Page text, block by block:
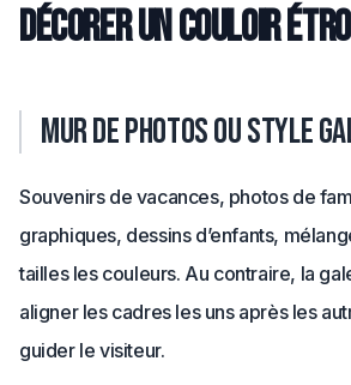
Décorer un couloir
Mur de photos ou style
Souvenirs de vacances, photos de
graphiques, dessins d’enfants,
tailles les couleurs. Au contraire, la
aligner les cadres les uns après les
guider le visiteur.